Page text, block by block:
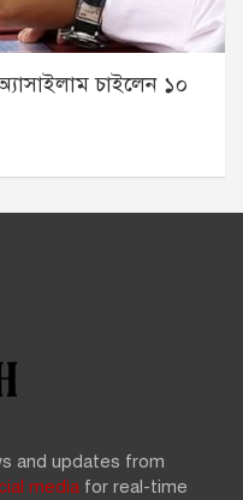
চাইলেন ১০
and updates from
media for real-time